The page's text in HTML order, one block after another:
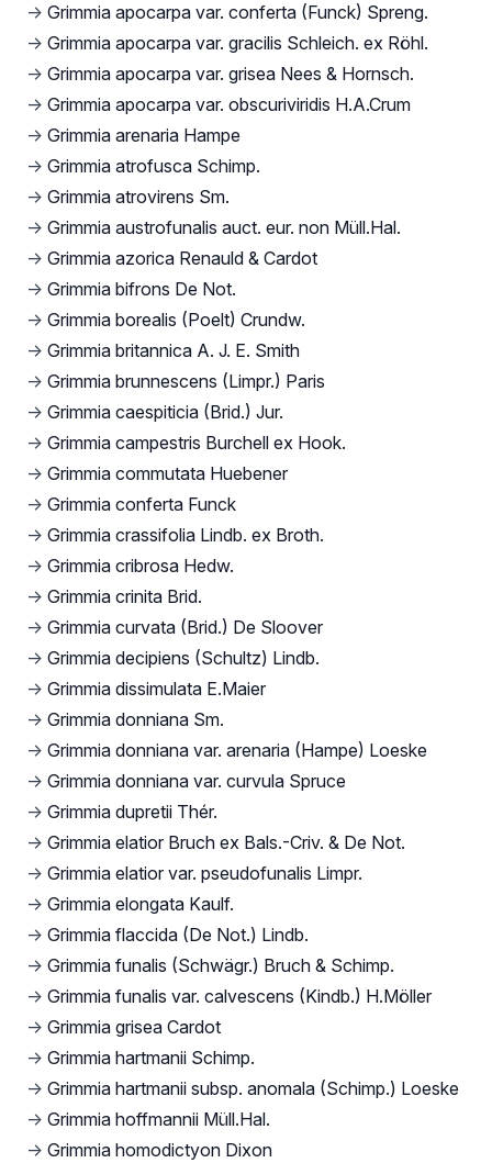
→ Grimmia apocarpa var. conferta (Funck) Spreng.
→ Grimmia apocarpa var. gracilis Schleich. ex Röhl.
→ Grimmia apocarpa var. grisea Nees & Hornsch.
→ Grimmia apocarpa var. obscuriviridis H.A.Crum
→ Grimmia arenaria Hampe
→ Grimmia atrofusca Schimp.
→ Grimmia atrovirens Sm.
→ Grimmia austrofunalis auct. eur. non Müll.Hal.
→ Grimmia azorica Renauld & Cardot
→ Grimmia bifrons De Not.
→ Grimmia borealis (Poelt) Crundw.
→ Grimmia britannica A. J. E. Smith
→ Grimmia brunnescens (Limpr.) Paris
→ Grimmia caespiticia (Brid.) Jur.
→ Grimmia campestris Burchell ex Hook.
→ Grimmia commutata Huebener
→ Grimmia conferta Funck
→ Grimmia crassifolia Lindb. ex Broth.
→ Grimmia cribrosa Hedw.
→ Grimmia crinita Brid.
→ Grimmia curvata (Brid.) De Sloover
→ Grimmia decipiens (Schultz) Lindb.
→ Grimmia dissimulata E.Maier
→ Grimmia donniana Sm.
→ Grimmia donniana var. arenaria (Hampe) Loeske
→ Grimmia donniana var. curvula Spruce
→ Grimmia dupretii Thér.
→ Grimmia elatior Bruch ex Bals.-Criv. & De Not.
→ Grimmia elatior var. pseudofunalis Limpr.
→ Grimmia elongata Kaulf.
→ Grimmia flaccida (De Not.) Lindb.
→ Grimmia funalis (Schwägr.) Bruch & Schimp.
→ Grimmia funalis var. calvescens (Kindb.) H.Möller
→ Grimmia grisea Cardot
→ Grimmia hartmanii Schimp.
→ Grimmia hartmanii subsp. anomala (Schimp.) Loeske
→ Grimmia hoffmannii Müll.Hal.
→ Grimmia homodictyon Dixon